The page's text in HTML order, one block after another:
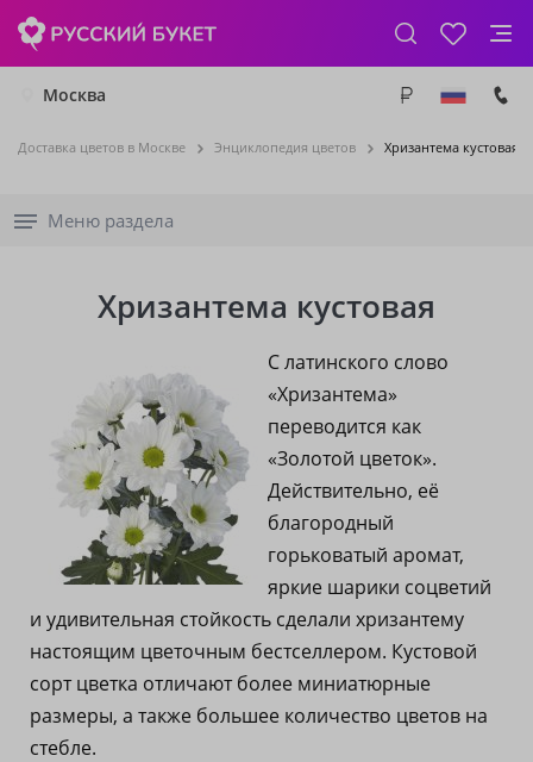
Москва
Доставка цветов в Москве Энциклопедия цветов Хризантема кустовая
Меню раздела
Хризантема кустовая
С латинского слово
«Хризантема»
переводится как
«Золотой цветок».
Действительно, её
благородный
горьковатый аромат,
яркие шарики соцветий
и удивительная стойкость сделали хризантему
настоящим цветочным бестселлером. Кустовой
сорт цветка отличают более миниатюрные
размеры, а также большее количество цветов на
стебле.